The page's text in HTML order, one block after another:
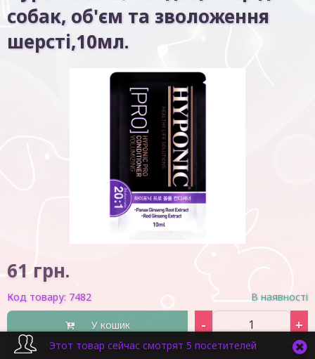
собак, об'єм та зволоження
шерсті,10мл.
61 грн.
Код товару: 7482 В наявності
У кошик - +
Этот товар сейчас смотрят 5 посетителей